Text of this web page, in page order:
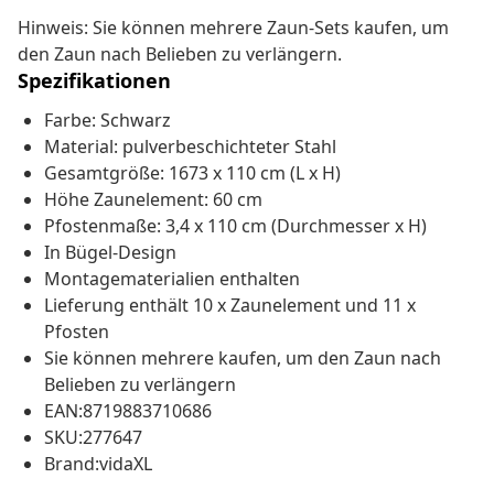
Hinweis: Sie können mehrere Zaun-Sets kaufen, um
den Zaun nach Belieben zu verlängern.
Spezifikationen
Farbe: Schwarz
Material: pulverbeschichteter Stahl
Gesamtgröße: 1673 x 110 cm (L x H)
Höhe Zaunelement: 60 cm
Pfostenmaße: 3,4 x 110 cm (Durchmesser x H)
In Bügel-Design
Montagematerialien enthalten
Lieferung enthält 10 x Zaunelement und 11 x
Pfosten
Sie können mehrere kaufen, um den Zaun nach
Belieben zu verlängern
EAN:8719883710686
SKU:277647
Brand:vidaXL